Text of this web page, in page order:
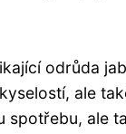
odrůda
ale
spotřebu, ale